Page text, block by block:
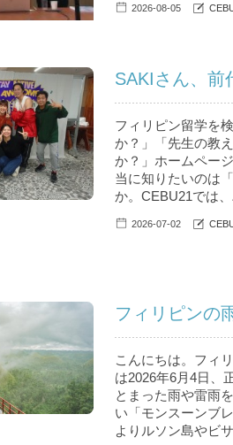
2026-08-05
SAKIさん、前
フィリピン留学を
か？」「先生の教
か？」ホームペー
当に知りたいのは
か。CEBU21では
2026-07-02
フィリピンの
こんにちは。フィ
は2026年6月4日、
とまった雨や雷雨
い「モンスーンブ
よりルソン島やビ